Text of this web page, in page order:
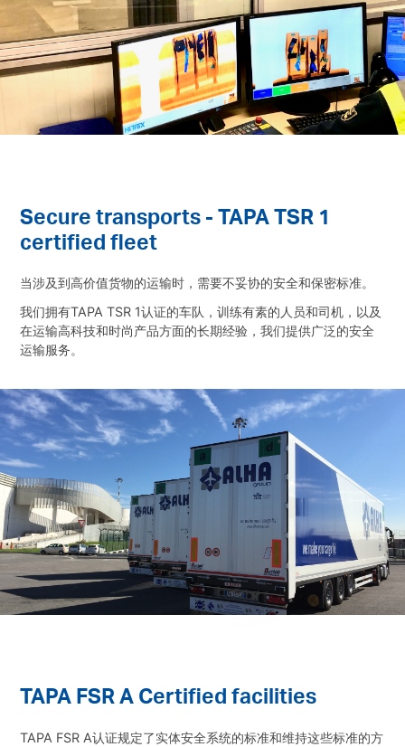
Secure transports - TAPA TSR 1
certified fleet
当涉及到高价值货物的运输时，需要不妥协的安全和保密标准。
我们拥有TAPA TSR 1认证的车队，训练有素的人员和司机，以及
在运输高科技和时尚产品方面的长期经验，我们提供广泛的安全
运输服务。
TAPA FSR A Certified facilities
TAPA FSR A认证规定了实体安全系统的标准和维持这些标准的方